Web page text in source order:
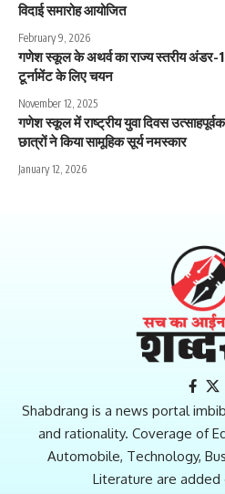
विदाई समारोह आयोजित
February 9, 2026
गणेश स्कूल के अथर्व का राज्य स्तरीय अंडर-
टूर्नामेंट के लिए चयन
November 12, 2025
गणेश स्कूल में राष्ट्रीय युवा दिवस
छात्रों ने किया सामूहिक सूर्य नमस्कार
January 12, 2026
Shabdrang is a news portal
and rationality. Coverage of
Automobile, Technology,
Literature are